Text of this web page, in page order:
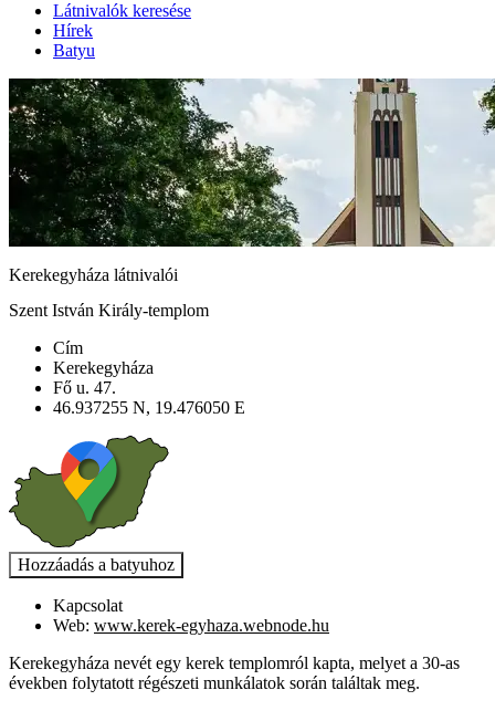
Látnivalók keresése
Hírek
Batyu
Kerekegyháza látnivalói
Szent István Király-templom
Cím
Kerekegyháza
Fő u. 47.
46.937255 N, 19.476050 E
Kapcsolat
Web: www.kerek-egyhaza.webnode.hu
Kerekegyháza nevét egy kerek templomról kapta, melyet a 30-as
években folytatott régészeti munkálatok során találtak meg.